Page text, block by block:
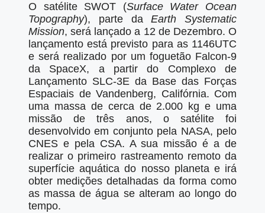
O satélite SWOT (Surface Water Ocean
Topography), parte daEarth Systematic
Mission, será lançado a 12 de Dezembro. O
lançamento está previsto para as 1146UTC
e será realizado por um foguetão Falcon-9
da SpaceX, a partir do Complexo de
Lançamento SLC-3E da Base das Forças
Espaciais de Vandenberg, Califórnia. Com
uma massa de cerca de 2.000 kg e uma
missão de três anos, o satélite foi
desenvolvido em conjunto pela NASA, pelo
CNES e pela CSA. A sua missão é a de
realizar o primeiro rastreamento remoto da
superfície aquática do nosso planeta e irá
obter medições detalhadas da forma como
as massa de água se alteram ao longo do
tempo.